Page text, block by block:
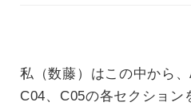
私（数藤）はこの中から、
C04、C05の各セクション